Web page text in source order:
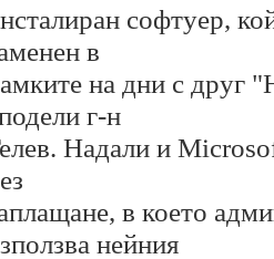
софтуер,
в
на дни с друг
г-н
Надали и
в което
нейния